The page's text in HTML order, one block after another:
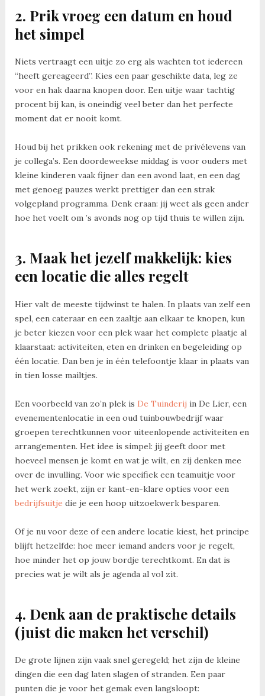
2. Prik vroeg een datum en houd
het simpel
Niets vertraagt een uitje zo erg als wachten tot iedereen
“heeft gereageerd”. Kies een paar geschikte data, leg ze
voor en hak daarna knopen door. Een uitje waar tachtig
procent bij kan, is oneindig veel beter dan het perfecte
moment dat er nooit komt.
Houd bij het prikken ook rekening met de privélevens van
je collega’s. Een doordeweekse middag is voor ouders met
kleine kinderen vaak fijner dan een avond laat, en een dag
met genoeg pauzes werkt prettiger dan een strak
volgepland programma. Denk eraan: jij weet als geen ander
hoe het voelt om ’s avonds nog op tijd thuis te willen zijn.
3. Maak het jezelf makkelijk: kies
een locatie die alles regelt
Hier valt de meeste tijdwinst te halen. In plaats van zelf een
spel, een cateraar en een zaaltje aan elkaar te knopen, kun
je beter kiezen voor een plek waar het complete plaatje al
klaarstaat: activiteiten, eten en drinken en begeleiding op
één locatie. Dan ben je in één telefoontje klaar in plaats van
in tien losse mailtjes.
Een voorbeeld van zo’n plek is De Tuinderij in De Lier, een
evenementenlocatie in een oud tuinbouwbedrijf waar
groepen terechtkunnen voor uiteenlopende activiteiten en
arrangementen. Het idee is simpel: jij geeft door met
hoeveel mensen je komt en wat je wilt, en zij denken mee
over de invulling. Voor wie specifiek een teamuitje voor
het werk zoekt, zijn er kant-en-klare opties voor een
bedrijfsuitje die je een hoop uitzoekwerk besparen.
Of je nu voor deze of een andere locatie kiest, het principe
blijft hetzelfde: hoe meer iemand anders voor je regelt,
hoe minder het op jouw bordje terechtkomt. En dat is
precies wat je wilt als je agenda al vol zit.
4. Denk aan de praktische details
(juist die maken het verschil)
De grote lijnen zijn vaak snel geregeld; het zijn de kleine
dingen die een dag laten slagen of stranden. Een paar
punten die je voor het gemak even langsloopt: